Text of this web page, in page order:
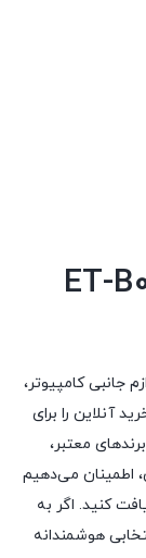
جانبی کامپیوتر،
آنلاین را برای
معتبر،
اطمینان می‌دهیم
کنید. اگر به
هوشمندانه